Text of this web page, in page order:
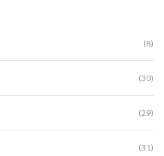
(8)
(30)
(29)
(31)